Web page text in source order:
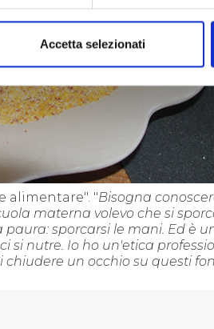
Accetta selezionati
alimentare". "Bisogna
materna volevo che si
sporcarsi le mani. Ed è
si nutre. Io ho un'etica
chiudere un occhio su questi